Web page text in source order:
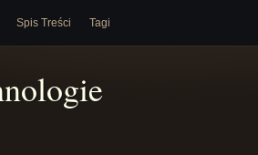
Spis Treści Tagi